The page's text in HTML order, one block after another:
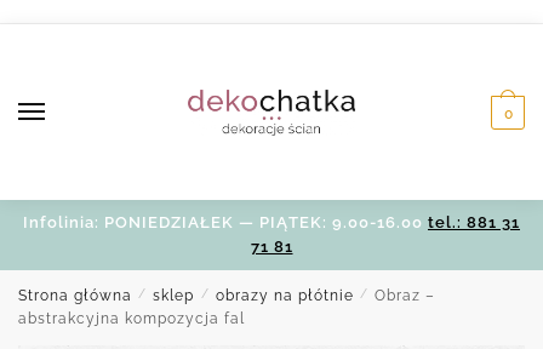
0
Infolinia: PONIEDZIAŁEK — PIĄTEK: 9.00-16.00 tel.: 881 31
71 81
Strona główna / sklep / obrazy na płótnie / Obraz –
abstrakcyjna kompozycja fal